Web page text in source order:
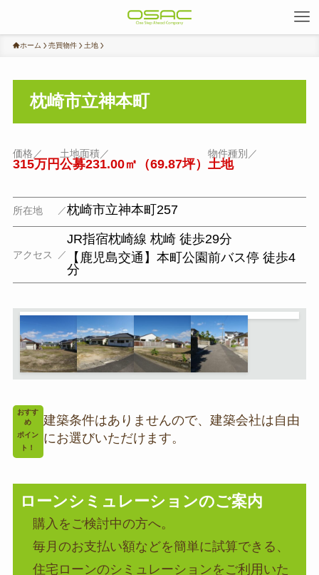
ホーム 売買物件 土地
枕崎市立神本町
価格／
315万円
土地面積／
公募231.00㎡（69.87坪）
物件種別／
土地
所在地 枕崎市立神本町257
アクセス
JR指宿枕崎線 枕崎 徒歩29分
【鹿児島交通】本町公園前バス停 徒歩4
分
おすす
め
ポイン
ト！
建築条件はありませんので、建築会社は自由
にお選びいただけます。
ローンシミュレーションのご案内
購入をご検討中の方へ。
毎月のお支払い額などを簡単に試算できる、
住宅ローンのシミュレーションをご利用いた